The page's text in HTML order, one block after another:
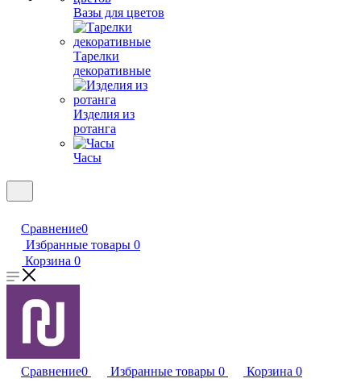
Вазы для цветов
Тарелки
декоративные
Изделия из
ротанга
Часы
Сравнение0
Избранные товары 0
Корзина 0
Сравнение0 Избранные товары 0 Корзина 0